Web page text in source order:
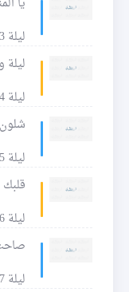
ليلة 23 محرم 1438 للهجرة
ليلة 24 محرم 1438 للهجرة
ليلة 25 محرم 1438 للهجرة
ليلة 26 محرم 1438 للهجرة
ليلة 27 محرم 1438 للهجرة